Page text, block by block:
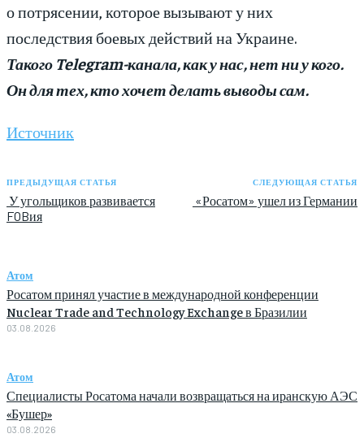
о потрясении, которое вызывают у них
последствия боевых действий на Украине.
Такого Telegram-канала, как у нас, нет ни у кого.
Он для тех, кто хочет делать выводы сам.
Источник
ПРЕДЫДУЩАЯ СТАТЬЯ
У угольщиков развивается
FOBия
СЛЕДУЮЩАЯ СТАТЬЯ
«Росатом» ушел из Германии
Атом
Росатом принял участие в международной конференции
Nuclear Trade and Technology Exchange в Бразилии
03.08.2026
Атом
Специалисты Росатома начали возвращаться на иранскую АЭС
«Бушер»
03.08.2026